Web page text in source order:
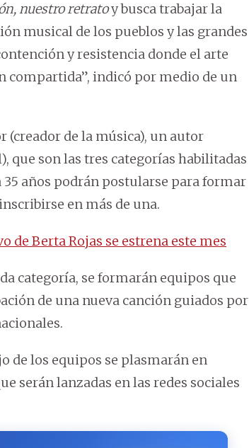
nuestro retratoy busca trabajar la
musical de los pueblos y las grandes
y resistencia donde el arte
compartida”, indicó por medio de un
de la música), un autor
que son las tres categorías habilitadas
35 años podrán postularse para formar
en más de una.
de Berta Rojas se estrena este mes
categoría, se formarán equipos que
de una nueva canción guiados por
de los equipos se plasmarán en
serán lanzadas en las redes sociales